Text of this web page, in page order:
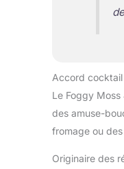
Accord cocktail
Le Foggy
des amuse-
fromage ou
Originaire des